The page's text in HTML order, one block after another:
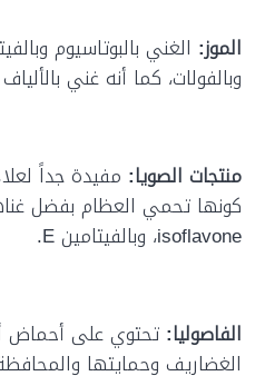
الموز: الغني بالبوتاسيوم
وبالفولات، كما أنه غني
منتجات الصويا: مفيدة جداً
كونها تحمي العظام بفضل
isoflavone، وبالفيتامينE
.
الفاصوليا: تحتوي على أحماض
الغضاريف وحمايتها